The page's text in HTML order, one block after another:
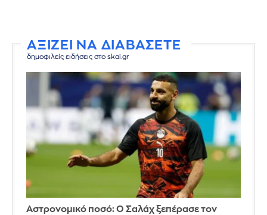
ΑΞΙΖΕΙ ΝΑ ΔΙΑΒΑΣΕΤΕ
δημοφιλείς ειδήσεις στο skai.gr
Αστρονομικό ποσό: Ο Σαλάχ ξεπέρασε τον